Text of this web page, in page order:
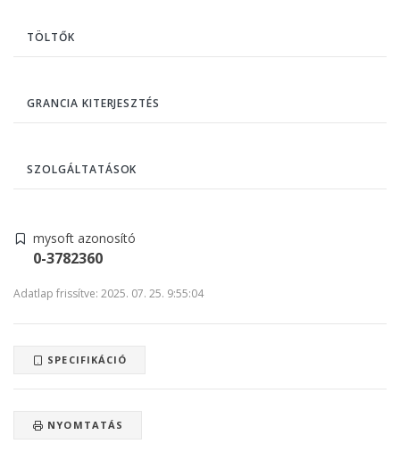
TÖLTŐK
GRANCIA KITERJESZTÉS
SZOLGÁLTATÁSOK
mysoft azonosító
0-3782360
Adatlap frissítve: 2025. 07. 25. 9:55:04
SPECIFIKÁCIÓ
NYOMTATÁS